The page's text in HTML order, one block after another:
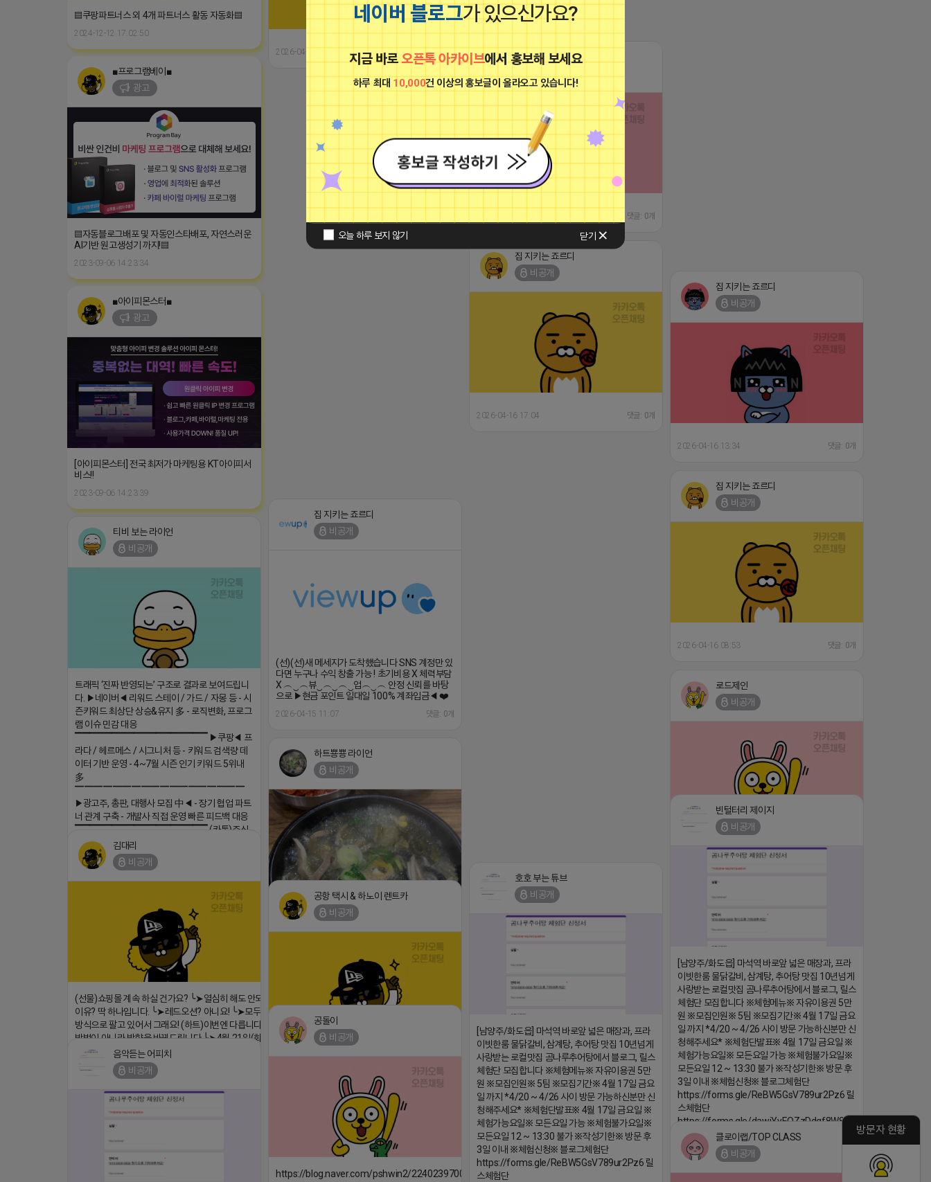
네이버 블로그가 있으신가요?
지금 바로오픈톡 아카이브에서 홍보해 보세요
하루 최대 10,000건 이상의 홍보글이 올라오고 있습니다!
오늘 하루 보지 않기 닫기
▤쿠팡파트너스 외 4개 파트너스 활동 자동화▤
2024-12-12 17:02:50
2026-04-17 11:14 댓글: 0개
집 지키는 죠르디
댓글: 0개
■프로그램베이■
광고
▤자동블로그배포 및 자동인스타배포, 자연스러운
AI기반 원고생성기 까지!▤
2023-09-06 14:23:34
집 지키는 죠르디
비공개
2026-04-16 17:04 댓글: 0개
집 지키는 죠르디
비공개
2026-04-16 13:34 댓글: 0개
■아이피몬스터■
광고
[아이피몬스터] 전국 최저가 마케팅용 KT아이피서
비스!!
2023-09-06 14:23:39
집 지키는 죠르디
비공개
2026-04-16 08:53 댓글: 0개
집 지키는 죠르디
비공개
(선)(선)새 메세지가 도착했습니다 SNS 계정만 있
다면 누구나 수익 창출 가능 ! 초기비용 X 체력부담
X ︵‿︵뷰‿︵‿︵‿업︵‿︵ 안정 신뢰를 바탕
으로 ▶현금 포인트 일대일 100% 계좌입금◀ ❤️‍
2026-04-15 11:07 댓글: 0개
티비 보는 라이언
비공개
트래픽 ‘진짜 반영되는’ 구조로 결과로 보여드립니
다. ▶네이버◀ 리워드 스테이 / 가드 / 자몽 등 - 시
즌키워드 최상단 상승&유지 多 - 로직변화, 프로그
램 이슈 민감 대응
▔▔▔▔▔▔▔▔▔▔▔▔▔▔▔▔▔▔ ▶쿠팡◀ 프
라다 / 헤르메스 / 시그니처 등 - 키워드 검색량 데
이터 기반 운영 - 4~7월 시즌 인기 키워드 5위내
多
▔▔▔▔▔▔▔▔▔▔▔▔▔▔▔▔▔▔
▶광고주, 총판, 대행사 모집 中◀ - 장기 협업 파트
너 관계 구축 - 개발사 직접 운영 빠른 피드백 대응
▔▔▔▔▔▔▔▔▔▔▔▔▔▔▔▔▔▔ (카톡)주식
회사 더 풀림 https://더풀림상담.enn.kr https://
더풀림상담.enn.kr
댓글:20개
로드제인
비공개
⛔️ 투자금 0원 부업 ➡️ 내일 밤 9시 ⛔️
2026-04-18 17:23
댓글:20개
하트뿅뿅 라이언
비공개
https://m.blog.naver.com/wlgus1647/224253846149
2026-04-18 17:23
빈털터리 제이지
비공개
[남양주/화도읍] 마석역 바로앞 넓은 매장과, 프라
이빗한룸 물닭갈비, 삼계탕, 추어탕 맛집 10년넘게
사랑받는 로컬맛집 곰나루추어탕에서 블로그, 릴스
체험단 모집합니다 ※체험메뉴※ 자유이용권 5만
원 ※모집인원※ 5팀 ※모집기간※ 4월 17일 금요
일 까지 *4/20 ~ 4/26 사이 방문 가능하신분만 신
청해주세요* ※체험단발표※ 4월 17일 금요일 ※
체험가능요일※ 모든요일 가능 ※체험불가요일※
모든요일 12 ~ 13:30 불가 ※작성기한※ 방문 후
3일 이내 ※체험신청※ 블로그체험단
https://forms.gle/ReBW5GsV789ur2Pz6 릴
스체험단
https://forms.gle/dawiYyEQZzDdqf8W8 ※
특이사항※ 방문인원 최대 4인 까지 가능 체험권
금액 초과시 초과비용은 본인부담입니다.
김대리
비공개
(선물)쇼핑몰 계속 하실 건가요? ╰➤열심히 해도 안되는
이유? 딱 하나입니다. ╰➤레드오션? 아니요! ╰➤모두 같은
방식으로 팔고 있어서 그래요! (하트)이번엔 다릅니다. ╰➤
방법이 아니라 방향을 바꿔드립니다 ╰➤4월 21일(화) 저
녁9시 ╰➤지금 구조를 바꿀 마지막 기회
https://blog.naver.com/eocomim/224250518436
호호 부는 튜브
비공개
[남양주/화도읍] 마석역 바로앞 넓은 매장과, 프라
이빗한룸 물닭갈비, 삼계탕, 추어탕 맛집 10년넘게
사랑받는 로컬맛집 곰나루추어탕에서 블로그, 릴스
체험단 모집합니다 ※체험메뉴※ 자유이용권 5만
원 ※모집인원※ 5팀 ※모집기간※ 4월 17일 금요
일 까지 *4/20 ~ 4/26 사이 방문 가능하신분만 신
청해주세요* ※체험단발표※ 4월 17일 금요일 ※
체험가능요일※ 모든요일 가능 ※체험불가요일※
모든요일 12 ~ 13:30 불가 ※작성기한※ 방문 후
3일 이내 ※체험신청※ 블로그체험단
https://forms.gle/ReBW5GsV789ur2Pz6 릴
스체험단
공항 택시 & 하노이 렌트카
비공개
(star) 안녕하십니까 (star)
댓글:20개
공돌이
비공개
https://blog.naver.com/pshwin2/224023970047
음악듣는 어피치
비공개
클로이랩/TOP CLASS
비공개
방문자 현황